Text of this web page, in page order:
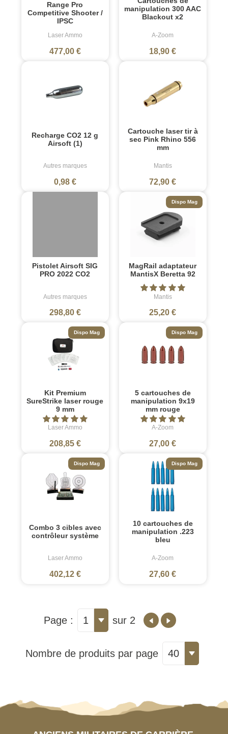
Range Pro
Competitive Shooter /
IPSC
Laser Ammo
477,00 €
manipulation 300 AAC
Blackout x2
A-Zoom
18,90 €
Recharge CO2 12 g
Airsoft (1)
Autres marques
0,98 €
Cartouche laser tir à
sec Pink Rhino 556
mm
Mantis
72,90 €
Pistolet Airsoft SIG
PRO 2022 CO2
Autres marques
298,80 €
MagRail adaptateur
MantisX Beretta 92
Mantis
25,20 €
Dispo Mag
Kit Premium
SureStrike laser rouge
9 mm
Laser Ammo
208,85 €
Dispo Mag
5 cartouches de
manipulation 9x19
mm rouge
A-Zoom
27,00 €
Dispo Mag
Combo 3 cibles avec
contrôleur système
Laser Ammo
402,12 €
Dispo Mag
10 cartouches de
manipulation .223
bleu
A-Zoom
27,60 €
Dispo Mag
Page : 1 sur 2
Nombre de produits par page 40